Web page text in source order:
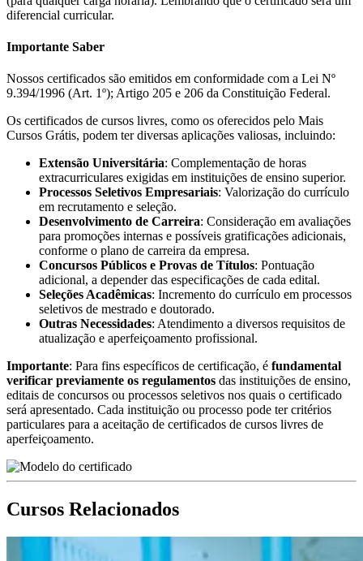
diferencial curricular.
Importante Saber
Nossos certificados são emitidos em conformidade com a Lei Nº
9.394/1996 (Art. 1º); Artigo 205 e 206 da Constituição Federal.
Os certificados de cursos livres, como os oferecidos pelo Mais
Cursos Grátis, podem ter diversas aplicações valiosas, incluindo:
Extensão Universitária: Complementação de horas
extracurriculares exigidas em instituições de ensino superior.
Processos Seletivos Empresariais: Valorização do currículo
em recrutamento e seleção.
Desenvolvimento de Carreira: Consideração em avaliações
para promoções internas e possíveis gratificações adicionais,
conforme o plano de carreira da empresa.
Concursos Públicos e Provas de Títulos: Pontuação
adicional, a depender das especificações de cada edital.
Seleções Acadêmicas: Incremento do currículo em processos
seletivos de mestrado e doutorado.
Outras Necessidades: Atendimento a diversos requisitos de
atualização e aperfeiçoamento profissional.
Importante: Para fins específicos de certificação, é fundamental
verificar previamente os regulamentos das instituições de ensino,
editais de concursos ou processos seletivos nos quais o certificado
será apresentado. Cada instituição ou processo pode ter critérios
particulares para a aceitação de certificados de cursos livres de
aperfeiçoamento.
Cursos Relacionados